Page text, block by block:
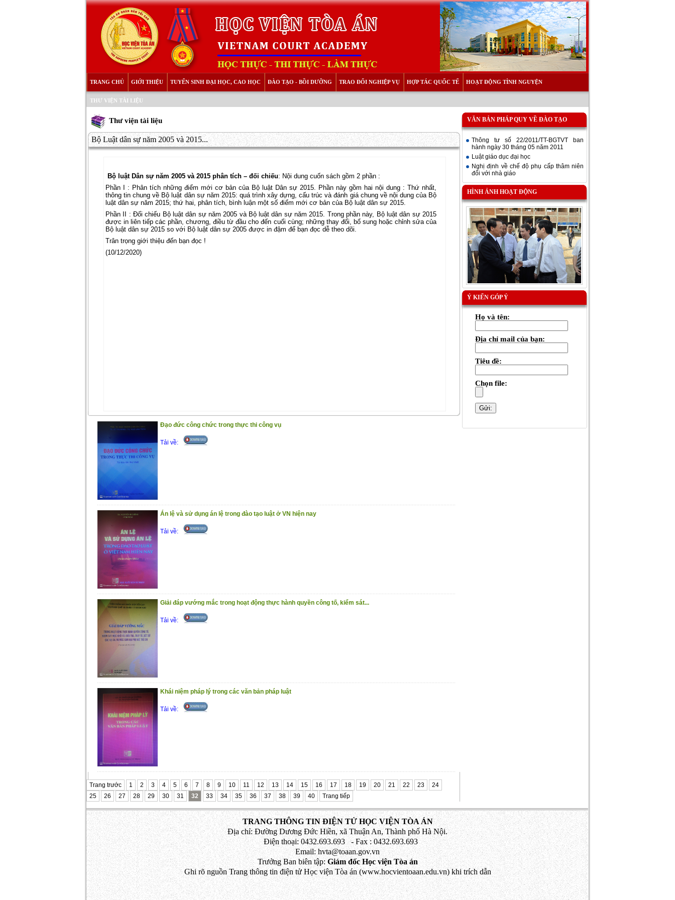
TRANG CHỦ GIỚI THIỆU TUYỂN SINH ĐẠI HỌC, CAO HỌC ĐÀO TẠO - BỒI DƯỠNG TRAO ĐỔI NGHIỆP VỤ HỢP TÁC QUỐC TẾ HOẠT ĐỘNG TÌNH NGUYỆN
THƯ VIỆN TÀI LIỆU
Thư viện tài liệu
Bộ Luật dân sự năm 2005 và 2015...
Bộ luật Dân sự năm 2005 và 2015 phân tích – đối chiếu: Nội dung cuốn sách gồm 2 phần :
Phần I : Phân tích những điểm mới cơ bản của Bộ luật Dân sự 2015. Phần này gồm hai nội dung : Thứ nhất,
thông tin chung về Bộ luật dân sự năm 2015: quá trình xây dựng, cấu trúc và đánh giá chung về nội dung của Bộ
luật dân sự năm 2015; thứ hai, phân tích, bình luận một số điểm mới cơ bản của Bộ luật dân sự 2015.
Phần II : Đối chiếu Bộ luật dân sự năm 2005 và Bộ luật dân sự năm 2015. Trong phần này, Bộ luật dân sự 2015
được in liên tiếp các phần, chương, điều từ đầu cho đến cuối cùng; những thay đổi, bổ sung hoặc chỉnh sửa của
Bộ luật dân sự 2015 so với Bộ luật dân sự 2005 được in đậm để bạn đọc dễ theo dõi.
Trân trọng giới thiệu đến bạn đọc !
(10/12/2020)
Đạo đức công chức trong thực thi công vụ
Tải về:
Án lệ và sử dụng án lệ trong đào tạo luật ở VN hiện nay
Tải về:
Giải đáp vướng mắc trong hoạt động thực hành quyền công tố, kiểm sát...
Tải về:
Khái niệm pháp lý trong các văn bản pháp luật
Tải về:
Trang trước 1 2 3 4 5 6 7 8 9 10 11 12 13 14 15 16 17 18 19 20 21 22 23
24
25
26 27 28 29 30 31 32 33 34 35 36 37 38 39 40 Trang tiếp
VĂN BẢN PHÁP QUY VỀ ĐÀO TẠO
Thông tư số 22/2011/TT-BGTVT ban
hành ngày 30 tháng 05 năm 2011
Luật giáo dục đại học
Nghị định về chế độ phụ cấp thâm niên
đối với nhà giáo
HÌNH ẢNH HOẠT ĐỘNG
Ý KIẾN GÓP Ý
Họ và tên:
Địa chỉ mail của bạn:
Tiêu đề:
Chọn file:
TRANG THÔNG TIN ĐIỆN TỬ HỌC VIỆN TÒA ÁN
Địa chỉ: Đường Dương Đức Hiền, xã Thuận An, Thành phố Hà Nội.
Điện thoại: 0432.693.693 - Fax : 0432.693.693
Email: hvta@toaan.gov.vn
Trưởng Ban biên tập:Giám đốc Học viện Tòa án
Ghi rõ nguồn Trang thông tin điện tử Học viện Tòa án (www.hocvientoaan.edu.vn) khi trích dẫn